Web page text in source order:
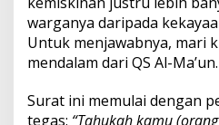
:
K
r
i
i
k
warganya daripada
Untuk menjawabnya, mari
mendalam dari QS Al-Ma’un.
Surat ini memulai dengan
tegas: “Tahukah kamu